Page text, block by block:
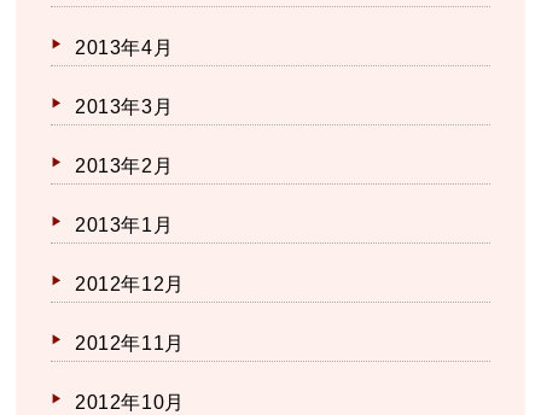
2013年4月
2013年3月
2013年2月
2013年1月
2012年12月
2012年11月
2012年10月